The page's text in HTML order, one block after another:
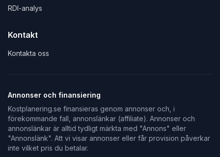
RDI-analys
Kontakt
Kontakta oss
Annonser och finansiering
Kostplanering.se finansieras genom annonser och, i
förekommande fall, annonslänkar (affiliate). Annonser och
annonslänkar är alltid tydligt märkta med "Annons" eller
"Annonslänk". Att vi visar annonser eller får provision påverkar
inte vilket pris du betalar.